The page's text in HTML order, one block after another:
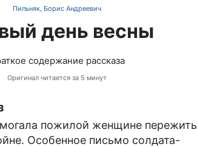
Пильняк, Борис Андреевич
день весны
содержание рассказа
Оригинал читается за 5 минут
пожилой женщине пережить
Особенное письмо солдата-